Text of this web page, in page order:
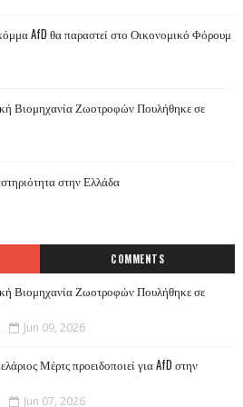
AfD θα παραστεί στο Οικονομικό Φόρουμ
Βιομηχανία Ζωοτροφών Πουλήθηκε σε
στην Ελλάδα
COMMENTS
Βιομηχανία Ζωοτροφών Πουλήθηκε σε
Jun 09, 2026
Μέρτς προειδοποιεί για AfD στην
Jun 07, 2026